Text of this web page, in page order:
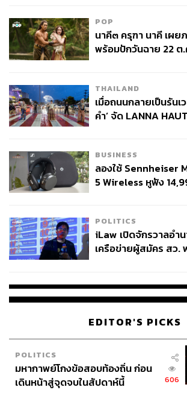
POP
นาคี๓ ครุฑา นาคี เผ
พร้อมปักวันฉาย 22 ต
THAILAND
เมื่อถนนกลายเป็นรันเ
คำ’ จัด LANNA
BUSINESS
ลองใช้ Sennheiser
5 Wireless หูฟัง
POLITICS
iLaw เปิดจักรวาลอำ
เครือข่ายผู้สมัคร สว.
EDITOR'S PICKS
POLITICS
มหากาพย์โกงข้อสอบท้องถิ่น ก่อน
เดินหน้าสู่จุดจบในสัปดาห์นี้
606